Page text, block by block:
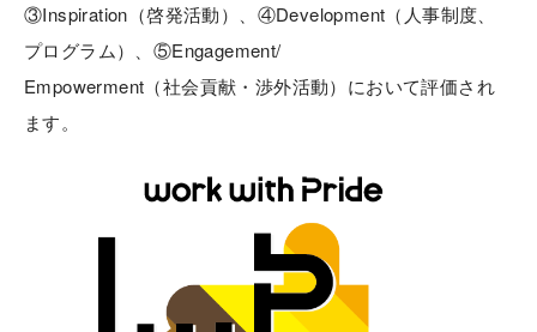
③Inspiration（啓発活動）、④Development（人事制度、
プログラム）、⑤Engagement/
Empowerment（社会貢献・渉外活動）において評価され
ます。